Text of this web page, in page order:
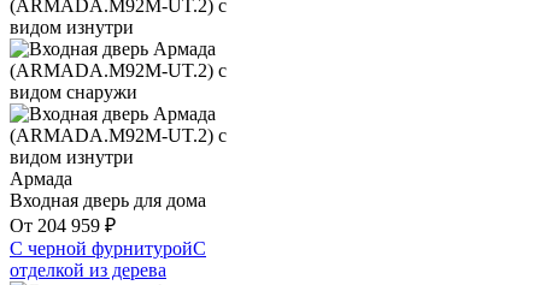
Армада
Входная дверь для дома
От 204 959 ₽
С черной фурнитуройС
отделкой из дерева